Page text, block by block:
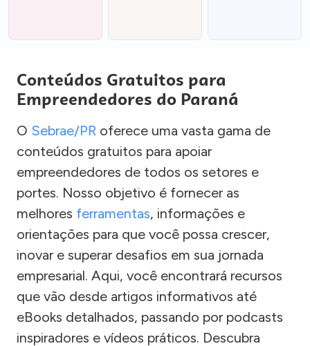
Conteúdos Gratuitos para
Empreendedores do Paraná
O Sebrae/PR oferece uma vasta gama de
conteúdos gratuitos para apoiar
empreendedores de todos os setores e
portes. Nosso objetivo é fornecer as
melhores ferramentas, informações e
orientações para que você possa crescer,
inovar e superar desafios em sua jornada
empresarial. Aqui, você encontrará recursos
que vão desde artigos informativos até
eBooks detalhados, passando por podcasts
inspiradores e vídeos práticos. Descubra